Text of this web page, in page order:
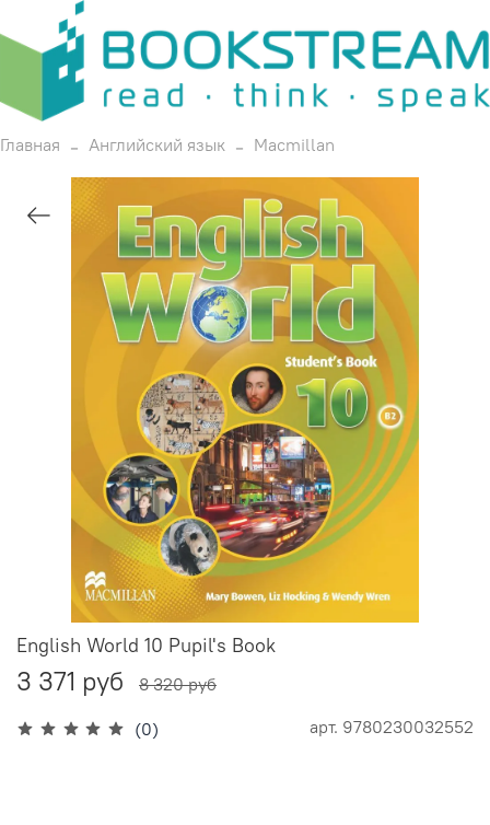
Главная Английский язык Macmillan
(0) арт. 9780230032552
English World 10 Pupil's Book
3 371 руб 8 320 руб